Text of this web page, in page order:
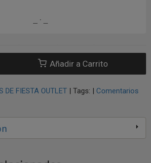
Añadir a Carrito
DE FIESTA OUTLET | Tags: | Comentarios